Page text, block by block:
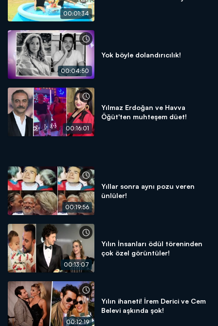
00:01:34
00:04:50
Yok böyle dolandırıcılık!
00:16:01
Yılmaz Erdoğan ve Havva
Öğüt'ten muhteşem düet!
00:19:56
Yıllar sonra aynı pozu veren
ünlüler!
00:13:07
Yılın İnsanları ödül töreninden
çok özel görüntüler!
00:12:19
Yılın ihaneti! İrem Derici ve Cem
Belevi aşkında şok!